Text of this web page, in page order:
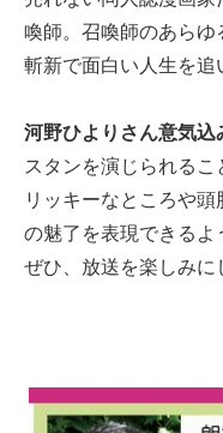
喚師。召喚師のあらゆ
斬新で面白い人生を追
河野ひよりさん意気込
スタンを演じられるこ
リッキーなところや頭
の魅了を表現できるよ
ぜひ、放送を楽しみに